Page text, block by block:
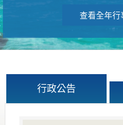
查看全年行
行政公告